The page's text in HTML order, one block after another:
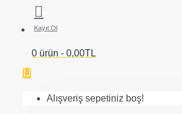
Kayıt Ol
0 ürün - 0,00TL
Alışveriş sepetiniz boş!